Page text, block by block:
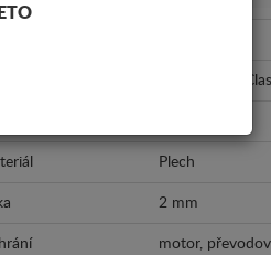
Mercedes A-
Plech
2 mm
motor,